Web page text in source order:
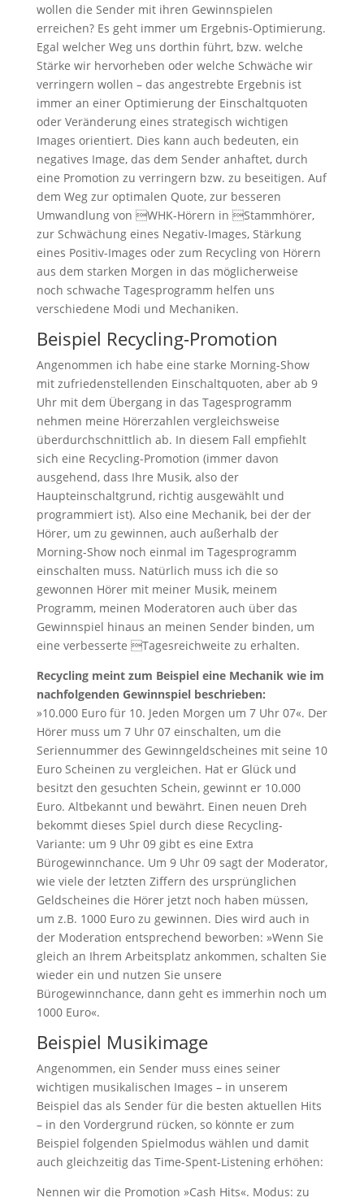
wollen die Sender mit ihren Gewinnspielen
erreichen? Es geht immer um Ergebnis-Optimierung.
Egal welcher Weg uns dorthin führt, bzw. welche
Stärke wir hervorheben oder welche Schwäche wir
verringern wollen – das angestrebte Ergebnis ist
immer an einer Optimierung der Einschaltquoten
oder Veränderung eines strategisch wichtigen
Images orientiert. Dies kann auch bedeuten, ein
negatives Image, das dem Sender anhaftet, durch
eine Promotion zu verringern bzw. zu beseitigen. Auf
dem Weg zur optimalen Quote, zur besseren
Umwandlung von WHK-Hörern in Stammhörer,
zur Schwächung eines Negativ-Images, Stärkung
eines Positiv-Images oder zum Recycling von Hörern
aus dem starken Morgen in das möglicherweise
noch schwache Tagesprogramm helfen uns
verschiedene Modi und Mechaniken.
Beispiel Recycling-Promotion
Angenommen ich habe eine starke Morning-Show
mit zufriedenstellenden Einschaltquoten, aber ab 9
Uhr mit dem Übergang in das Tagesprogramm
nehmen meine Hörerzahlen vergleichsweise
überdurchschnittlich ab. In diesem Fall empfiehlt
sich eine Recycling-Promotion (immer davon
ausgehend, dass Ihre Musik, also der
Haupteinschaltgrund, richtig ausgewählt und
programmiert ist). Also eine Mechanik, bei der der
Hörer, um zu gewinnen, auch außerhalb der
Morning-Show noch einmal im Tagesprogramm
einschalten muss. Natürlich muss ich die so
gewonnen Hörer mit meiner Musik, meinem
Programm, meinen Moderatoren auch über das
Gewinnspiel hinaus an meinen Sender binden, um
eine verbesserte Tagesreichweite zu erhalten.
Recycling meint zum Beispiel eine Mechanik wie im
nachfolgenden Gewinnspiel beschrieben:
»10.000 Euro für 10. Jeden Morgen um 7 Uhr 07«. Der
Hörer muss um 7 Uhr 07 einschalten, um die
Seriennummer des Gewinngeldscheines mit seine 10
Euro Scheinen zu vergleichen. Hat er Glück und
besitzt den gesuchten Schein, gewinnt er 10.000
Euro. Altbekannt und bewährt. Einen neuen Dreh
bekommt dieses Spiel durch diese Recycling-
Variante: um 9 Uhr 09 gibt es eine Extra
Bürogewinnchance. Um 9 Uhr 09 sagt der Moderator,
wie viele der letzten Ziffern des ursprünglichen
Geldscheines die Hörer jetzt noch haben müssen,
um z.B. 1000 Euro zu gewinnen. Dies wird auch in
der Moderation entsprechend beworben: »Wenn Sie
gleich an Ihrem Arbeitsplatz ankommen, schalten Sie
wieder ein und nutzen Sie unsere
Bürogewinnchance, dann geht es immerhin noch um
1000 Euro«.
Beispiel Musikimage
Angenommen, ein Sender muss eines seiner
wichtigen musikalischen Images – in unserem
Beispiel das als Sender für die besten aktuellen Hits
– in den Vordergrund rücken, so könnte er zum
Beispiel folgenden Spielmodus wählen und damit
auch gleichzeitig das Time-Spent-Listening erhöhen:
Nennen wir die Promotion »Cash Hits«. Modus: zu